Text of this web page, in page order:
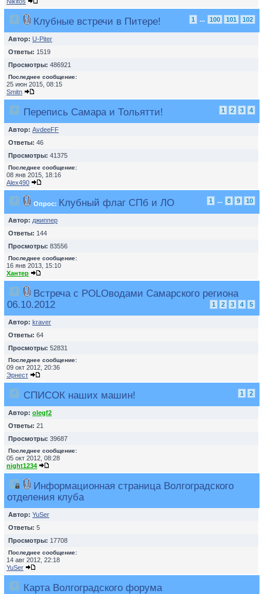
Клубные встречи в Питере! 1 ... 100 101 102
Автор: U-Piter
Ответы: 1519
Просмотры: 486921
Последнее сообщение:
25 июн 2015, 08:15
Smitn
Перепись Самара и Тольятти! 1 2 3 4
Автор: AvdeeFF
Ответы: 46
Просмотры: 41375
Последнее сообщение:
08 янв 2015, 18:16
Alex490
Опрос: Клубный флаг СПб и ЛО 1 ... 8 9 10
Автор: джиппер
Ответы: 144
Просмотры: 83556
Последнее сообщение:
16 янв 2013, 15:10
Хантер
Встреча с POLOводами Самарского региона
06.10.2012
1 2 3 4 5
Автор: kraver
Ответы: 64
Просмотры: 52831
Последнее сообщение:
09 окт 2012, 20:36
Эрнест
СПИСОК наших машин! 1 2
Автор: olegf2
Ответы: 21
Просмотры: 39687
Последнее сообщение:
05 окт 2012, 08:28
night1234
Информационная страница Волгоградского
отделения клуба
Автор: YuSer
Ответы: 5
Просмотры: 17708
Последнее сообщение:
14 авг 2012, 22:18
YuSer
Карта Волгоградского форума